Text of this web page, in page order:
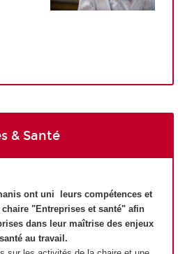
& Santé
ont uni leurs compétences et
"Entreprises et santé" afin
dans leur maîtrise des enjeux
au travail.